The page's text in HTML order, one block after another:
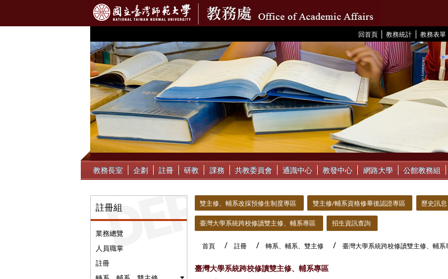
回首頁 | 教務統計 | 教務表單
::: 教務長室 企劃 註冊 研教 課務 共教委員會 通識中心 教發中心 網路大學 公館教務組
註冊組
業務總覽
人員職掌
註冊
雙主修、輔系改採預修生制度專區 雙主修/輔系資格修畢後認證專區 歷史訊息
臺灣大學系統跨校修讀雙主修、輔系專區 招生資訊查詢
首頁 註冊 轉系、輔系、雙主修 臺灣大學系統跨校修讀雙主修、輔系
臺灣大學系統跨校修讀雙主修、輔系專區